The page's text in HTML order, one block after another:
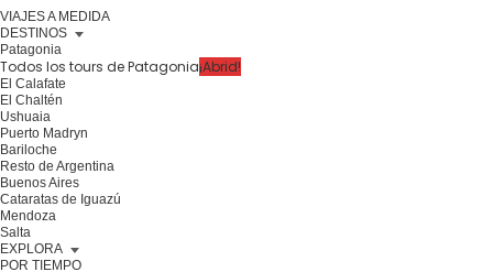
VIAJES A MEDIDA
DESTINOS
Patagonia
Todos los tours de Patagonia¡Abrid!
El Calafate
El Chaltén
Ushuaia
Puerto Madryn
Bariloche
Resto de Argentina
Buenos Aires
Cataratas de Iguazú
Mendoza
Salta
EXPLORA
POR TIEMPO